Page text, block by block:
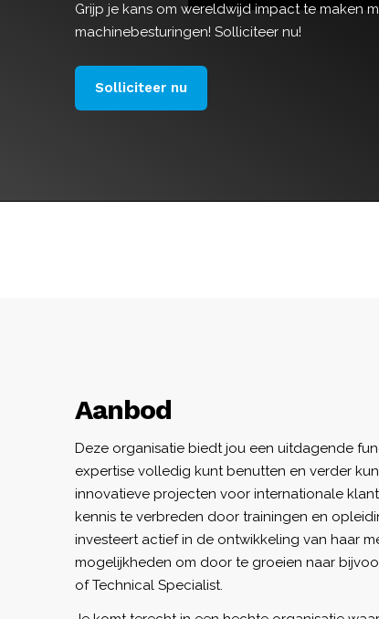
Grijp je kans om wereldwijd impact te maken
machinebesturingen! Solliciteer nu!
Solliciteer nu
Aanbod
Deze organisatie biedt jou een uitdagende
expertise volledig kunt benutten en verder
innovatieve projecten voor internationale
kennis te verbreden door trainingen en
investeert actief in de ontwikkeling van haar
mogelijkheden om door te groeien naar
of Technical Specialist.